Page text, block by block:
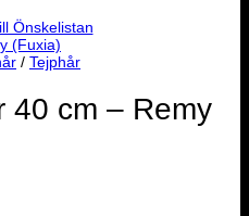
Önskelistan
/ Tejphår
40 cm – Remy